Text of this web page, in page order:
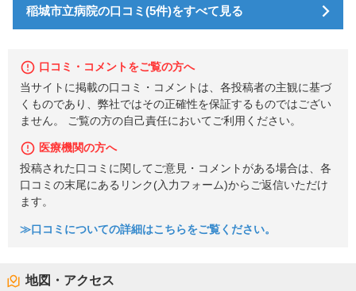
稲城市立病院の口コミ(5件)をすべて見る
口コミ・コメントをご覧の方へ
当サイトに掲載の口コミ・コメントは、各投稿者の主観に基づ
くものであり、弊社ではその正確性を保証するものではござい
ません。 ご覧の方の自己責任においてご利用ください。
医療機関の方へ
投稿された口コミに関してご意見・コメントがある場合は、各
口コミの末尾にあるリンク(入力フォーム)からご返信いただけ
ます。
≫口コミについての詳細はこちらをご覧ください。
地図・アクセス